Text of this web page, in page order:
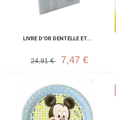
LIVRE D'OR DENTELLE ET...
24,91 € 7,47 €